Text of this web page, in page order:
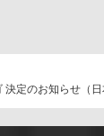
定のお知らせ（日